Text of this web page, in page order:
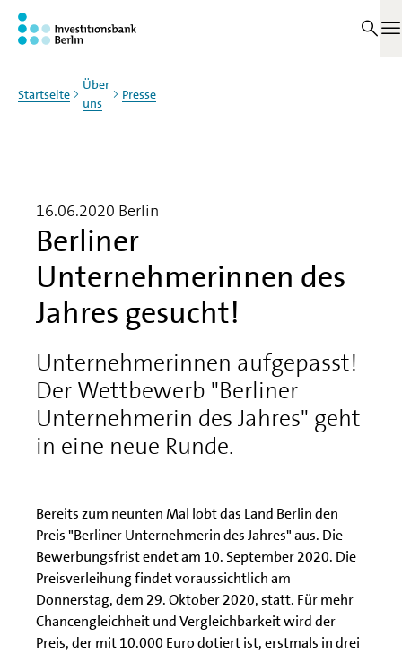
Zum Haupinhalt springen
Startseite
Über
uns
Presse
Berliner
Unternehmerinnen des
Jahres gesucht!
16.06.2020 Berlin
Unternehmerinnen aufgepasst!
Der Wettbewerb "Berliner
Unternehmerin des Jahres" geht
in eine neue Runde.
Bereits zum neunten Mal lobt das Land Berlin den
Preis "Berliner Unternehmerin des Jahres" aus. Die
Bewerbungsfrist endet am 10. September 2020. Die
Preisverleihung findet voraussichtlich am
Donnerstag, dem 29. Oktober 2020, statt. Für mehr
Chancengleichheit und Vergleichbarkeit wird der
Preis, der mit 10.000 Euro dotiert ist, erstmals in drei